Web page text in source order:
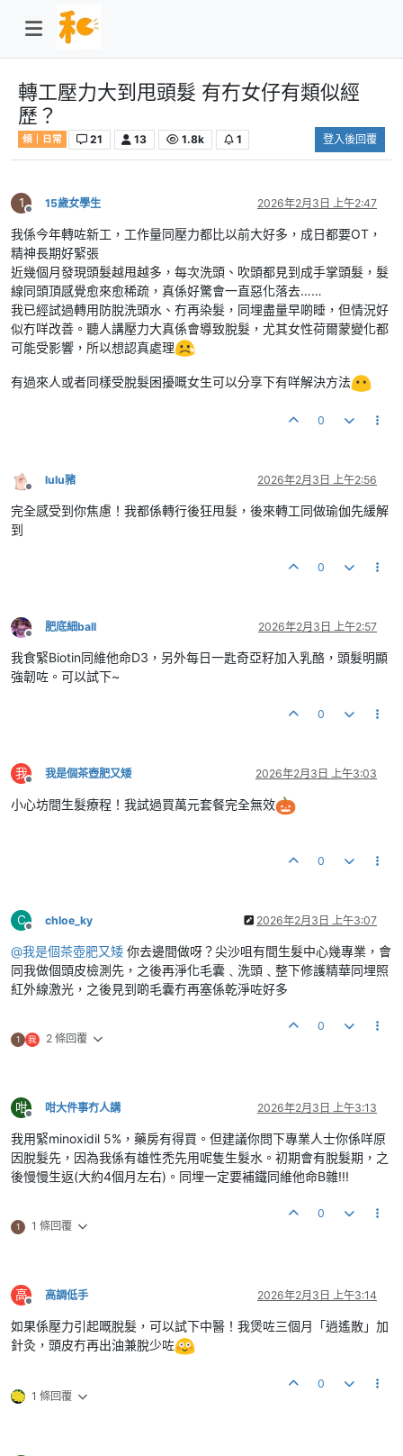
轉工壓力大到甩頭髮 有冇女仔有類似經
歷？
傾｜日常 21 13 1.8k 1 登入後回覆
1
離線
15歲女學生 2026年2月3日 上午2:47
我係今年轉咗新工，工作量同壓力都比以前大好多，成日都要OT，
精神長期好緊張
近幾個月發現頭髮越甩越多，每次洗頭、吹頭都見到成手掌頭髮，髮
線同頭頂感覺愈來愈稀疏，真係好驚會一直惡化落去……
我已經試過轉用防脫洗頭水、冇再染髮，同埋盡量早啲睡，但情況好
似冇咩改善。聽人講壓力大真係會導致脫髮，尤其女性荷爾蒙變化都
可能受影響，所以想認真處理
有過來人或者同樣受脫髮困擾嘅女生可以分享下有咩解決方法
0
離線
lulu豬 2026年2月3日 上午2:56
完全感受到你焦慮！我都係轉行後狂甩髮，後來轉工同做瑜伽先緩解
到
0
離線
肥底細ball 2026年2月3日 上午2:57
我食緊Biotin同維他命D3，另外每日一匙奇亞籽加入乳酪，頭髮明顯
強韌咗。可以試下~
0
我
離線
我是個茶壺肥又矮 2026年2月3日 上午3:03
小心坊間生髮療程！我試過買萬元套餐完全無效
0
C
離線
chloe_ky 2026年2月3日 上午3:07
@我是個茶壺肥又矮 你去邊間做呀？尖沙咀有間生髮中心幾專業，會
同我做個頭皮檢測先，之後再淨化毛囊﹑洗頭﹑整下修護精華同埋照
紅外線激光，之後見到啲毛囊冇再塞係乾淨咗好多
1 我 2 條回覆
0
咁
離線
咁大件事冇人講 2026年2月3日 上午3:13
我用緊minoxidil 5%，藥房有得買。但建議你問下專業人士你係咩原
因脫髮先，因為我係有雄性禿先用呢隻生髮水。初期會有脫髮期，之
後慢慢生返(大約4個月左右)。同埋一定要補鐵同維他命B雜!!!
1 1 條回覆
0
高
離線
高調低手 2026年2月3日 上午3:14
如果係壓力引起嘅脫髮，可以試下中醫！我煲咗三個月「逍遙散」加
針灸，頭皮冇再出油兼脫少咗
1 條回覆
0